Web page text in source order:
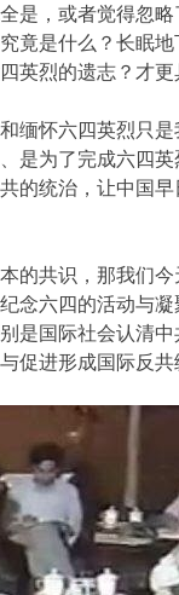
是，或者觉得忽
竟是什么？长眠
英烈的遗志？才更
缅怀六四英烈只
是为了完成六四
的统治，让中国
的共识，那我们
念六四的活动与
是国际社会认清
促进形成国际反共